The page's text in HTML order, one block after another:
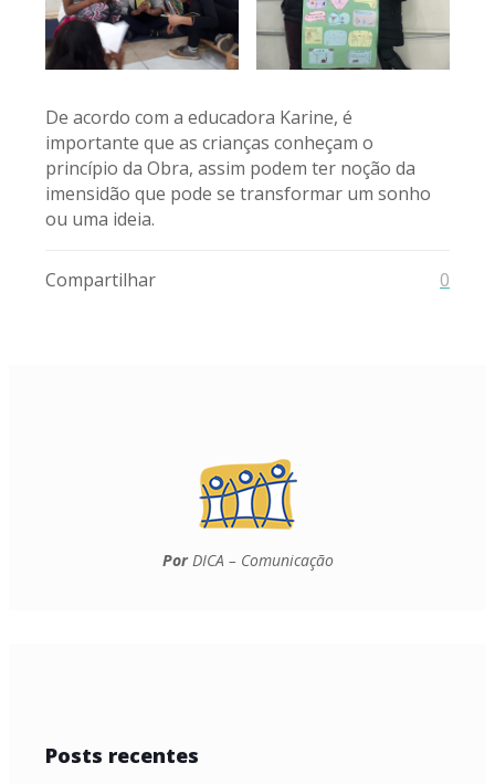
De acordo com a educadora Karine, é
importante que as crianças conheçam o
princípio da Obra, assim podem ter noção da
imensidão que pode se transformar um sonho
ou uma ideia.
Compartilhar 0
PorDICA – Comunicação
Posts recentes